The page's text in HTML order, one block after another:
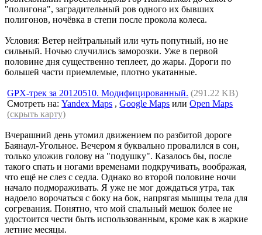
"полигона", заградительный ров одного их бывших
полигонов, ночёвка в степи после прокола колеса.
Условия: Ветер нейтральный или чуть попутный, но не
сильный. Ночью случились заморозки. Уже в первой
половине дня существенно теплеет, до жары. Дороги по
большей части приемлемые, плотно укатанные.
GPX-трек за 20120510. Модифицированный. (291.22 KB)
Смотреть на:Yandex Maps ,Google Maps илиOpen Maps
(скрыть карту)
Вчерашний день утомил движением по разбитой дороге
Баянаул-Угольное. Вечером я буквально провалился в сон,
только уложив голову на "подушку". Казалось бы, после
такого спать и ногами временами подкручивать, воображая,
что ещё не слез с седла. Однако во второй половине ночи
начало подмораживать. Я уже не мог дождаться утра, так
надоело ворочаться с боку на бок, напрягая мышцы тела для
согревания. Понятно, что мой спальный мешок более не
удостоится чести быть использованным, кроме как в жаркие
летние месяцы.